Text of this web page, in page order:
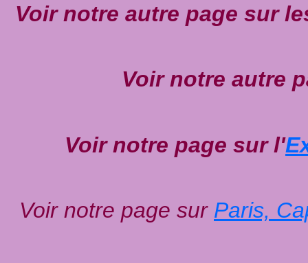
Voir notre autre page sur
Voir notre autre
Voir notre page sur l'
Voir notre page sur Paris,